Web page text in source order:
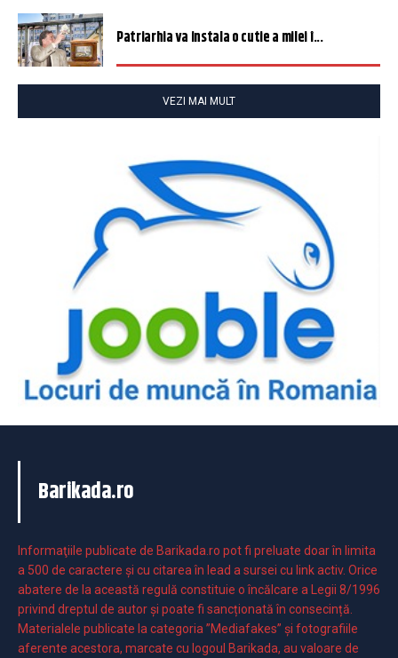
Patriarhia va instala o cutie a milei î...
VEZI MAI MULT
Barikada.ro
Informaţiile publicate de Barikada.ro pot fi preluate doar în limita
a 500 de caractere şi cu citarea în lead a sursei cu link activ. Orice
abatere de la această regulă constituie o încălcare a Legii 8/1996
privind dreptul de autor și poate fi sancționată în consecință.
Materialele publicate la categoria ”Mediafakes” și fotografiile
aferente acestora, marcate cu logoul Barikada, au valoare de